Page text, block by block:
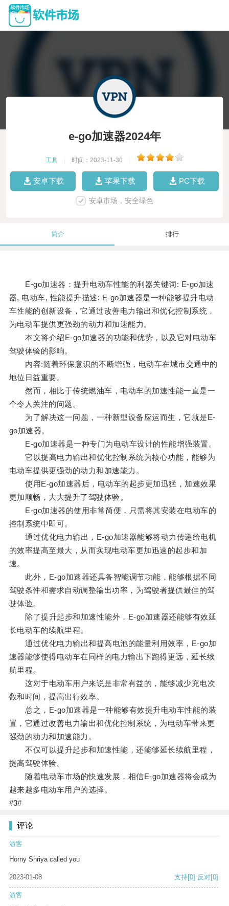
e-go加速器2024年
工具 时间：2023-11-30
安卓下载 苹果下载 PC下载
安卓市场，安全绿色
简介 排行
E-go加速器：提升电动车性能的利器关键词: E-go加速
器, 电动车, 性能提升描述: E-go加速器是一种能够提升电动
车性能的创新设备，它通过改善电力输出和优化控制系统，
为电动车提供更强劲的动力和加速能力。
本文将介绍E-go加速器的功能和优势，以及它对电动车
驾驶体验的影响。
内容:随着环保意识的不断增强，电动车在城市交通中的
地位日益重要。
然而，相比于传统燃油车，电动车的加速性能一直是一
个令人关注的问题。
为了解决这一问题，一种新型设备应运而生，它就是E-
go加速器。
E-go加速器是一种专门为电动车设计的性能增强装置。
它以提高电力输出和优化控制系统为核心功能，能够为
电动车提供更强劲的动力和加速能力。
使用E-go加速器后，电动车的起步更加迅猛，加速效果
更加顺畅，大大提升了驾驶体验。
E-go加速器的使用非常简便，只需将其安装在电动车的
控制系统中即可。
通过优化电力输出，E-go加速器能够将动力传递给电机
的效率提高至最大，从而实现电动车更加迅速的起步和加
速。
此外，E-go加速器还具备智能调节功能，能够根据不同
驾驶条件和需求自动调整输出功率，为驾驶者提供最佳的驾
驶体验。
除了提升起步和加速性能外，E-go加速器还能够有效延
长电动车的续航里程。
通过优化电力输出和提高电池的能量利用效率，E-go加
速器能够使得电动车在同样的电力输出下跑得更远，延长续
航里程。
这对于电动车用户来说是非常有益的，能够减少充电次
数和时间，提高出行效率。
总之，E-go加速器是一种能够有效提升电动车性能的装
置，它通过改善电力输出和优化控制系统，为电动车带来更
强劲的动力和加速能力。
不仅可以提升起步和加速性能，还能够延长续航里程，
提高驾驶体验。
随着电动车市场的快速发展，相信E-go加速器将会成为
越来越多电动车用户的选择。
#3#
评论
游客
Horny Shriya called you
2023-01-08 支持[0] 反对[0]
游客